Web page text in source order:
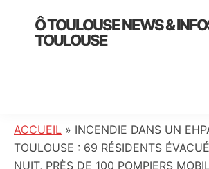
primary
Ô TOULOUSE NEWS &
TOULOUSE
:
info
locale,
ACCUEIL » INCENDIE DANS UN
TOULOUSE : 69 RÉSIDENTS
NUIT, PRÈS DE 100 POMPIERS